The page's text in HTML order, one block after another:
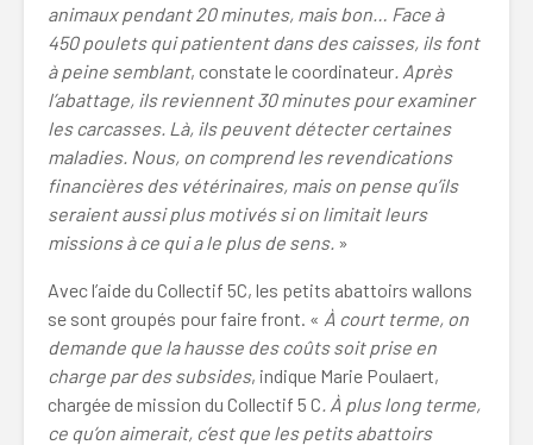
animaux pendant 20 minutes, mais bon… Face à
450 poulets qui patientent dans des caisses, ils font
à peine semblant, constate le coordinateur. Après
l’abattage, ils reviennent 30 minutes pour examiner
les carcasses. Là, ils peuvent détecter certaines
maladies. Nous, on comprend les revendications
financières des vétérinaires, mais on pense qu’ils
seraient aussi plus motivés si on limitait leurs
missions à ce qui a le plus de sens. »
Avec l’aide du Collectif 5C, les petits abattoirs wallons
se sont groupés pour faire front. « À court terme, on
demande que la hausse des coûts soit prise en
charge par des subsides, indique Marie Poulaert,
chargée de mission du Collectif 5 C. À plus long terme,
ce qu’on aimerait, c’est que les petits abattoirs